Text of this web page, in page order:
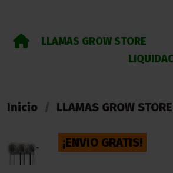
LLAMAS GROW STORE
Inicio LLAMAS GROW STORE
¡ENVIO GRATIS!